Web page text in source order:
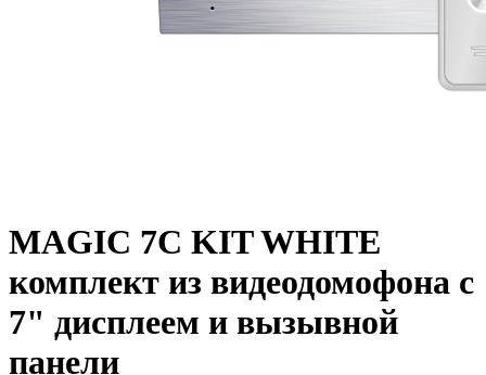
MAGIC 7C KIT WHITE
комплект из видеодомофона с
7" дисплеем и вызывной
панели